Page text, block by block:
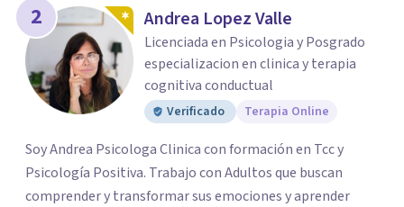
2 Andrea Lopez Valle
Licenciada en Psicologia y Posgrado
especializacion en clinica y terapia
cognitiva conductual
Verificado Terapia Online
Soy Andrea Psicologa Clinica con formación en Tcc y
Psicología Positiva. Trabajo con Adultos que buscan
comprender y transformar sus emociones y aprender